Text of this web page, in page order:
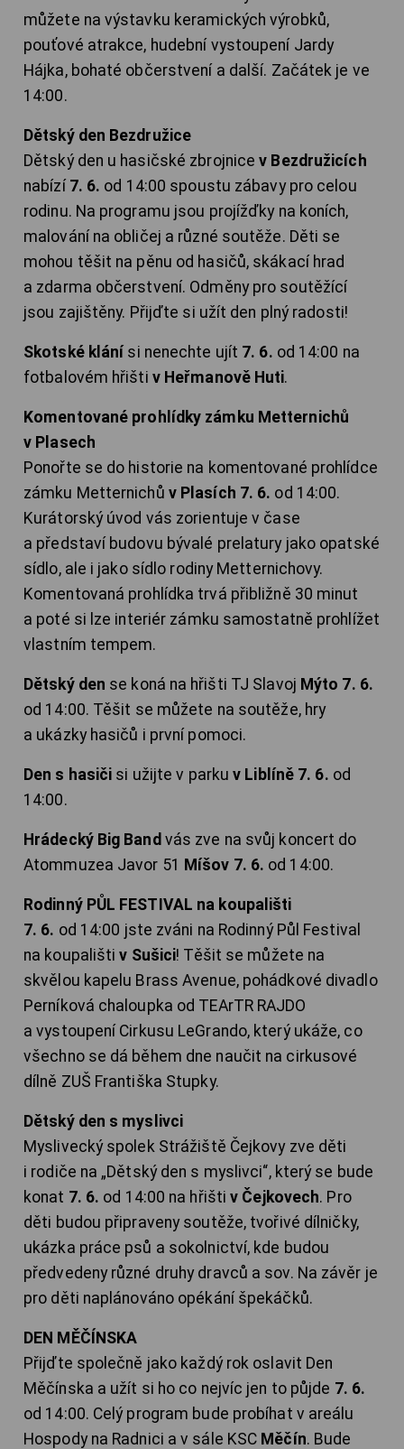
můžete na výstavku keramických výrobků,
pouťové atrakce, hudební vystoupení Jardy
Hájka, bohaté občerstvení a další. Začátek je ve
14:00.
Dětský den Bezdružice
Dětský den u hasičské zbrojnicev Bezdružicích
nabízí 7. 6. od 14:00 spoustu zábavy pro celou
rodinu. Na programu jsou projížďky na koních,
malování na obličej a různé soutěže. Děti se
mohou těšit na pěnu od hasičů, skákací hrad
a zdarma občerstvení. Odměny pro soutěžící
jsou zajištěny. Přijďte si užít den plný radosti!
Skotské klání si nenechte ujít 7. 6. od 14:00 na
fotbalovém hřišti v Heřmanově Huti.
Komentované prohlídky zámku Metternichů
v Plasech
Ponořte se do historie na komentované prohlídce
zámku Metternichů v Plasích 7. 6. od 14:00.
Kurátorský úvod vás zorientuje v čase
a představí budovu bývalé prelatury jako opatské
sídlo, ale i jako sídlo rodiny Metternichovy.
Komentovaná prohlídka trvá přibližně 30 minut
a poté si lze interiér zámku samostatně prohlížet
vlastním tempem.
Dětský den se koná na hřišti TJ Slavoj Mýto 7. 6.
od 14:00. Těšit se můžete na soutěže, hry
a ukázky hasičů i první pomoci.
Den s hasiči si užijte v parkuv Liblíně 7. 6. od
14:00.
Hrádecký Big Band vás zve na svůj koncert do
Atommuzea Javor 51 Míšov 7. 6. od 14:00.
Rodinný PŮL FESTIVAL na koupališti
7. 6. od 14:00 jste zváni na Rodinný Půl Festival
na koupalištiv Sušici! Těšit se můžete na
skvělou kapelu Brass Avenue, pohádkové divadlo
Perníková chaloupka od TEArTR RAJDO
a vystoupení Cirkusu LeGrando, který ukáže, co
všechno se dá během dne naučit na cirkusové
dílně ZUŠ Františka Stupky.
Dětský den s myslivci
Myslivecký spolek Strážiště Čejkovy zve děti
i rodiče na „Dětský den s myslivci“, který se bude
konat 7. 6. od 14:00 na hřištiv Čejkovech. Pro
děti budou připraveny soutěže, tvořivé dílničky,
ukázka práce psů a sokolnictví, kde budou
předvedeny různé druhy dravců a sov. Na závěr je
pro děti naplánováno opékání špekáčků.
DEN MĚČÍNSKA
Přijďte společně jako každý rok oslavit Den
Měčínska a užít si ho co nejvíc jen to půjde 7. 6.
od 14:00. Celý program bude probíhat v areálu
Hospody na Radnici a v sále KSC Měčín. Bude